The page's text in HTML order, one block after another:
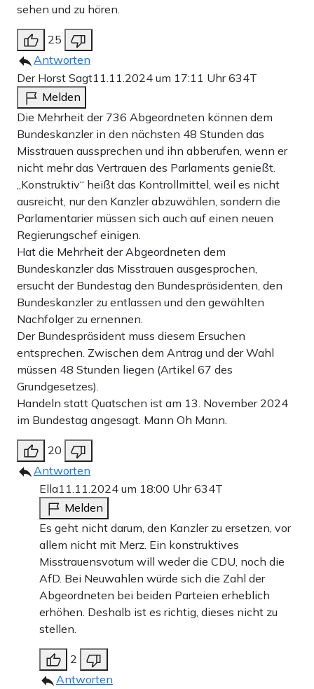
sehen und zu hören.
25
Antworten
Der Horst Sagt11.11.2024 um 17:11 Uhr634T
Melden
Die Mehrheit der 736 Abgeordneten können dem
Bundeskanzler in den nächsten 48 Stunden das
Misstrauen aussprechen und ihn abberufen, wenn er
nicht mehr das Vertrauen des Parlaments genießt.
„Konstruktiv“ heißt das Kontrollmittel, weil es nicht
ausreicht, nur den Kanzler abzuwählen, sondern die
Parlamentarier müssen sich auch auf einen neuen
Regierungschef einigen.
Hat die Mehrheit der Abgeordneten dem
Bundeskanzler das Misstrauen ausgesprochen,
ersucht der Bundestag den Bundespräsidenten, den
Bundeskanzler zu entlassen und den gewählten
Nachfolger zu ernennen.
Der Bundespräsident muss diesem Ersuchen
entsprechen. Zwischen dem Antrag und der Wahl
müssen 48 Stunden liegen (Artikel 67 des
Grundgesetzes).
Handeln statt Quatschen ist am 13. November 2024
im Bundestag angesagt. Mann Oh Mann.
20
Antworten
Ella11.11.2024 um 18:00 Uhr634T
Melden
Es geht nicht darum, den Kanzler zu ersetzen, vor
allem nicht mit Merz. Ein konstruktives
Misstrauensvotum will weder die CDU, noch die
AfD. Bei Neuwahlen würde sich die Zahl der
Abgeordneten bei beiden Parteien erheblich
erhöhen. Deshalb ist es richtig, dieses nicht zu
stellen.
2
Antworten